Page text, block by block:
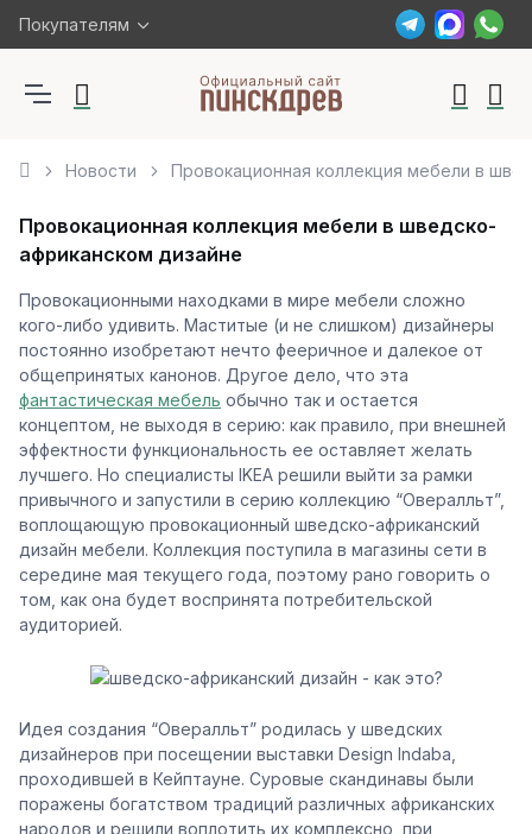
Покупателям
Новости Провокационная коллекция мебели в
Провокационная коллекция мебели в шведско-
африканском дизайне
Провокационными находками в мире мебели сложно
кого-либо удивить. Маститые (и не слишком) дизайнеры
постоянно изобретают нечто фееричное и далекое от
общепринятых канонов. Другое дело, что эта
фантастическая мебель обычно так и остается
концептом, не выходя в серию: как правило, при внешней
эффектности функциональность ее оставляет желать
лучшего. Но специалисты IKEA решили выйти за рамки
привычного и запустили в серию коллекцию “Овералльт”,
воплощающую провокационный шведско-африканский
дизайн мебели. Коллекция поступила в магазины сети в
середине мая текущего года, поэтому рано говорить о
том, как она будет воспринята потребительской
аудиторией.
Идея создания “Овералльт” родилась у шведских
дизайнеров при посещении выставки Design Indaba,
проходившей в Кейптауне. Суровые скандинавы были
поражены богатством традиций различных африканских
народов и решили воплотить их комплексно, при